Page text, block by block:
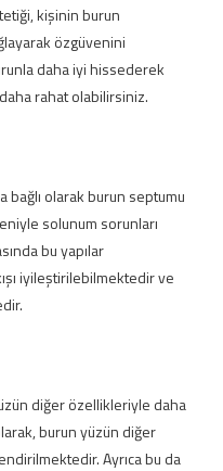
kişinin burun
özgüvenini
daha iyi hissederek
rahat olabilirsiniz.
bağlı olarak burun septumu
solunum sorunları
bu yapılar
iyileştirilebilmektedir ve
diğer özellikleriyle daha
burun yüzün diğer
Ayrıca bu da